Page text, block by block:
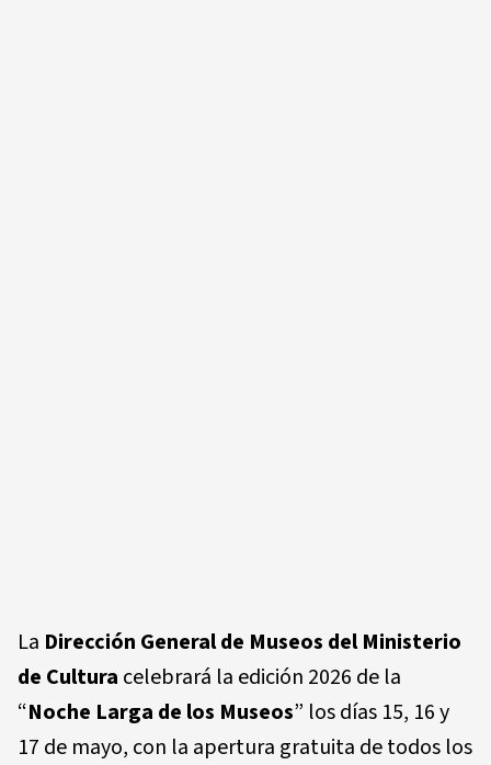
La Dirección General de Museos del Ministerio
de Cultura celebrará la edición 2026 de la
“Noche Larga de los Museos” los días 15, 16 y
17 de mayo, con la apertura gratuita de todos los